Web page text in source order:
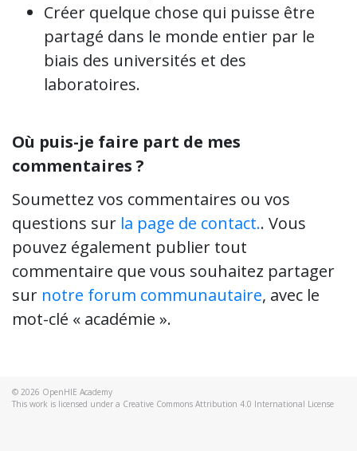
Créer quelque chose qui puisse être
partagé dans le monde entier par le
biais des universités et des
laboratoires.
Où puis-je faire part de mes
commentaires ?
Soumettez vos commentaires ou vos
questions sur la page de contact.. Vous
pouvez également publier tout
commentaire que vous souhaitez partager
sur notre forum communautaire, avec le
mot-clé « académie ».
© 2026 OpenHIE Academy
This work is licensed under a Creative Commons Attribution 4.0 International License